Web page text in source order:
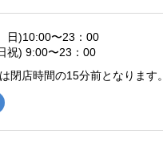
)10:00〜23：00
祝) 9:00〜23：00
閉店時間の15分前となります。